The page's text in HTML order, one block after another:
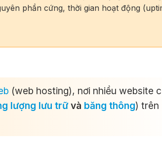
phần cứng, thời gian hoạt động
(web hosting), nơi nhiều website
lượng lưu trữ và băng thông) trên